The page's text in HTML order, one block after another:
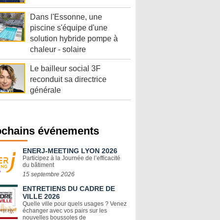
Dans l'Essonne, une
piscine s'équipe d'une
solution hybride pompe à
chaleur - solaire
Le bailleur social 3F
reconduit sa directrice
générale
événements
ENERJ-MEETING LYON 2026
Participez à la Journée de l’efficacité
du bâtiment
15 septembre 2026
ENTRETIENS DU CADRE DE
VILLE 2026
Quelle ville pour quels usages ? Venez
échanger avec vos pairs sur les
nouvelles boussoles de